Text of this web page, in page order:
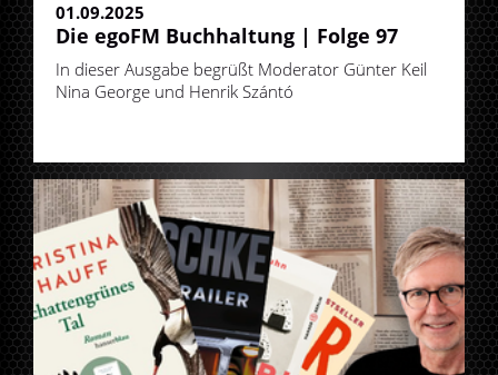
01.09.2025
Die egoFM Buchhaltung | Folge 97
In dieser Ausgabe begrüßt Moderator Günter Keil
Nina George und Henrik Szántó